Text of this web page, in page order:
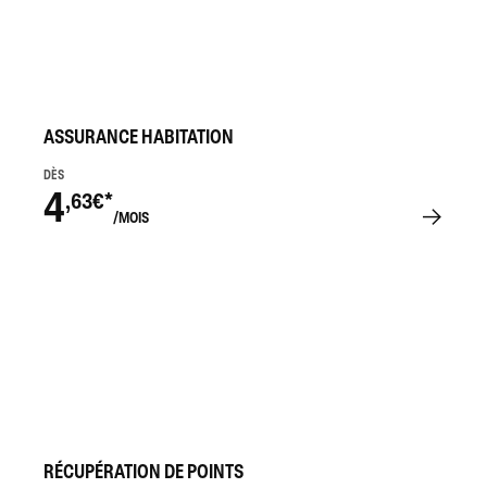
ASSURANCE HABITATION
DÈS
4,63€*
/MOIS
RÉCUPÉRATION DE POINTS